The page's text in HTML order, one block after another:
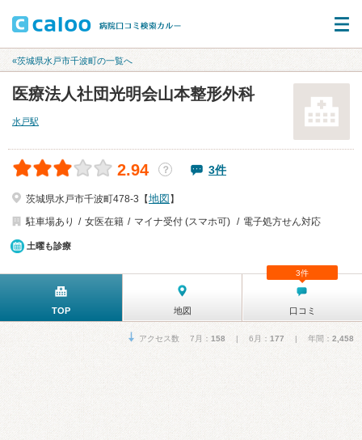
«茨城県水戸市千波町の一覧へ
医療法人社団光明会山本整形外科
水戸駅
2.94 ？ 3件
茨城県水戸市千波町478-3【地図 】
駐車場あり
女医在籍 マイナ受付 (スマホ可) 電子処方せん対応
土曜も診療
TOP 地図 口コミ
3件
アクセス数 7月： 158 | 6月： 177 | 年間： 2,458